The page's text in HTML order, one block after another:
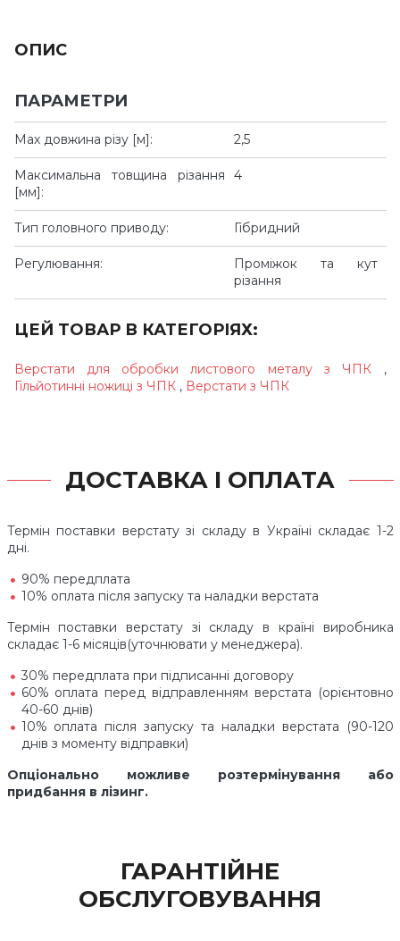
ОПИС
ПАРАМЕТРИ
Мах довжина різу [м]: 2,5
Максимальна товщина різання
[мм]:
4
Тип головного приводу: Гібридний
Регулювання:
Проміжок та кут
різання
ЦЕЙ ТОВАР В КАТЕГОРІЯХ:
Верстати для обробки листового металу з ЧПК ,
Гільйотинні ножиці з ЧПК , Верстати з ЧПК
ДОСТАВКА І ОПЛАТА
Термін поставки верстату зі складу в Україні складає 1-2
дні.
90% передплата
10% оплата після запуску та наладки верстата
Термін поставки верстату зі складу в країні виробника
складає 1-6 місяців(уточнювати у менеджера).
30% передплата при підписанні договору
60% оплата перед відправленням верстата (орієнтовно
40-60 днів)
10% оплата після запуску та наладки верстата (90-120
днів з моменту відправки)
Опціонально можливе розтермінування або
придбання в лізинг.
ГАРАНТІЙНЕ
ОБСЛУГОВУВАННЯ